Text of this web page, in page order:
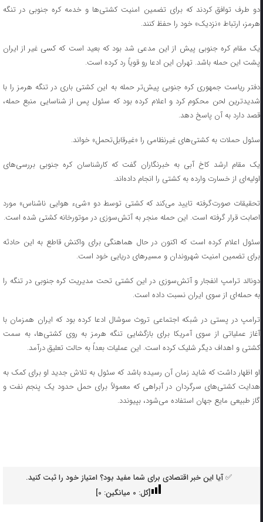
دو طرف توافق کردند که برای تضمین امنیت کشتی‌ها و خدمه کره جنوبی در تنگه
هرمز، ارتباط «نزدیک» خود را حفظ کنند.
یک مقام کره جنوبی پیش از این مدعی شد بود که بعید است که کسی غیر از ایران
پشت این حمله باشد. تهران این ادعا رو قویاً رد کرده است.
دفتر ریاست جمهوری کره جنوبی پیش‌تر حمله به این کشتی باری در تنگه هرمز را با
شدیدترین لحن محکوم کرد و اعلام کرده بود که سئول پس از شناسایی منبع حمله،
قصد دارد به آن پاسخ دهد.
سئول حملات به کشتی‌های غیرنظامی را «غیرقابل‌تحمل» خواند.
یک مقام ارشد کاخ آبی به خبرنگاران گفت که کارشناسان کره جنوبی بررسی‌های
اولیه‌ای از خسارت وارده به کشتی را انجام داده‌اند.
تحقیقات صورت‌گرفته تایید می‌کند که کشتی توسط دو «شیء هوایی ناشناس» مورد
اصابت قرار گرفته است. این حمله منجر به آتش‌سوزی در موتورخانه کشتی شده است.
سئول اعلام کرده است که اکنون در حال هماهنگی برای واکنش قاطع به این حادثه
برای تضمین امنیت شهروندان و مسیر‌های دریایی خود است.
دونالد ترامپ انفجار و آتش‌سوزی در این کشتی تحت مدیریت کره جنوبی در تنگه را
به حمله‌ای از سوی ایران نسبت داده است.
ترامپ در پستی در شبکه اجتماعی تروث سوشال ادعا کرده بود که ایران همزمان با
آغاز عملیاتی از سوی آمریکا برای بازگشایی تنگه هرمز به روی کشتی‌ها، به سمت
کشتی و اهداف دیگر شلیک کرده است. این عملیات بعداً به حالت تعلیق درآمد.
او اظهار داشت که شاید زمان آن رسیده باشد که سئول به تلاش جدید او برای کمک به
هدایت کشتی‌های سرگردان در آبراهی که معمولاً برای حمل حدود یک پنجم نفت و
گاز طبیعی مایع جهان استفاده می‌شود، بپیوندد.
✅ آیا این خبر اقتصادی برای شما مفید بود؟ امتیاز خود را ثبت کنید.
[کل: 0میانگین: 0
]